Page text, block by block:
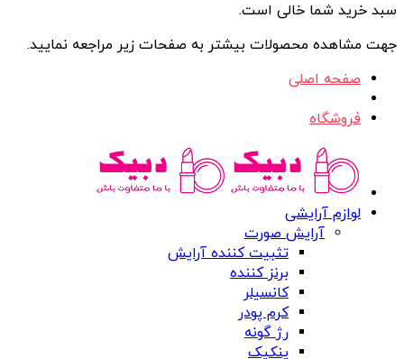
سبد خرید شما خالی است.
جهت مشاهده محصولات بیشتر به صفحات زیر مراجعه نمایید.
صفحه اصلی
فروشگاه
لوازم آرایشی
آرایش صورت
تثبیت کننده آرایش
برنز کننده
کانسیلر
کرم پودر
رژ گونه
پنکیک